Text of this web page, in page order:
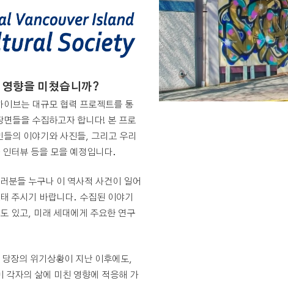
향을 미쳤습니까?
브는 대규모 협력 프로젝트를 통
들을 수집하고자 합니다! 본 프로
의 이야기와 사진들, 그리고 우리
터뷰 등을 모을 예정입니다.
분들 누구나 이 역사적 사건이 일어
주시기 바랍니다. 수집된 이야기
있고, 미래 세대에게 주요한 연구
장의 위기상황이 지난 이후에도,
각자의 삶에 미친 영향에 적응해 가